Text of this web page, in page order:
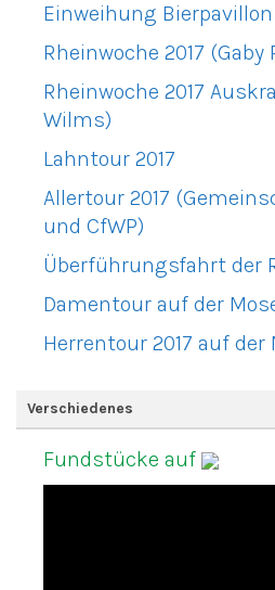
Einweihung Bierpavillon
Rheinwoche 2017 (Gaby
Rheinwoche 2017
Wilms)
Lahntour 2017
Allertour 2017
und CfWP)
Überführungsfahrt der
Damentour auf der
Herrentour 2017 auf der
Verschiedenes
Fundstücke auf